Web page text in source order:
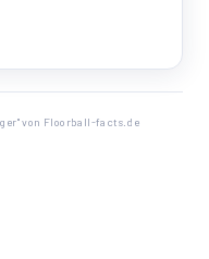
von Floorball-facts.de